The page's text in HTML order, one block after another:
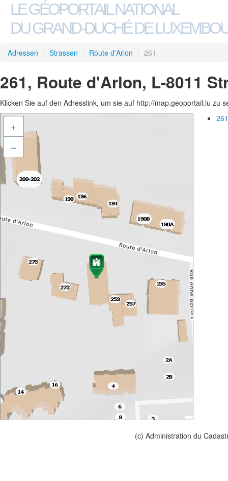
LE GÉOPORTAIL NATIONAL
DU GRAND-DUCHÉ DE
Adressen / Strassen / Route d'Arlon / 261
261, Route d'Arlon, L-8011
Klicken Sie auf den Adresslink, um sie auf http://map.geoportail.lu zu
+
–
(c) Administration du